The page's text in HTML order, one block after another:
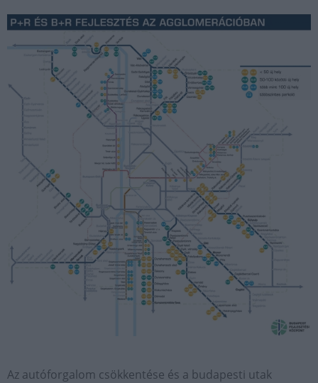
Az autóforgalom csökkentése és a budapesti utak